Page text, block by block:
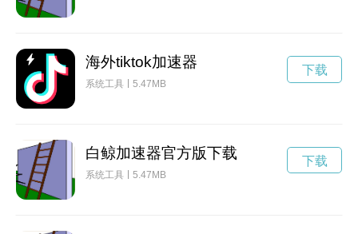
海外tiktok加速器
系统工具 5.47MB
下载
白鲸加速器官方版下载
系统工具 5.47MB
下载